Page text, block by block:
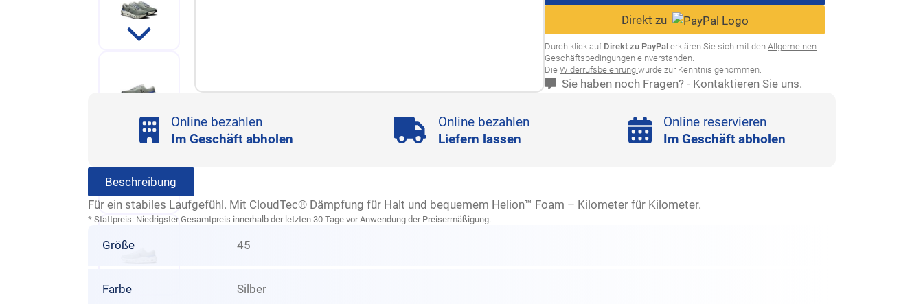
Direkt zu
Durch klick auf Direkt zu PayPal erklären Sie sich mit den Allgemeinen
Geschäftsbedingungen einverstanden.
Die Widerrufsbelehrung wurde zur Kenntnis genommen.
Sie haben noch Fragen? - Kontaktieren Sie uns.
Online bezahlen
Im Geschäft abholen
Online bezahlen
Liefern lassen
Online reservieren
Im Geschäft abholen
Beschreibung
Für ein stabiles Laufgefühl. Mit CloudTec® Dämpfung für Halt und bequemem Helion™ Foam – Kilometer für Kilometer.
* Stattpreis: Niedrigster Gesamtpreis innerhalb der letzten 30 Tage vor Anwendung der Preisermäßigung.
Größe 45
Farbe Silber